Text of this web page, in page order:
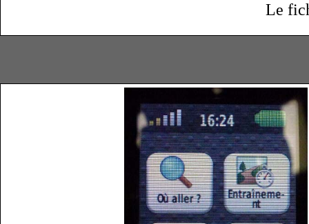
Le